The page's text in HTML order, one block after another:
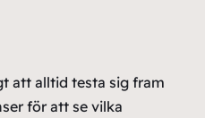
att alltid testa sig fram
för att se vilka